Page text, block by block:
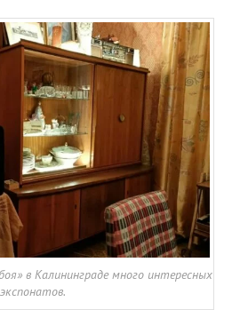
в Калининграде много интересных
экспонатов.